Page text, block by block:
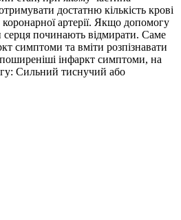
достатню кількість крові
артерії. Якщо допомогу
серця починають відмирати. Саме
симптоми та вміти розпізнавати
інфаркт симптоми, на
Сильний тиснучий або